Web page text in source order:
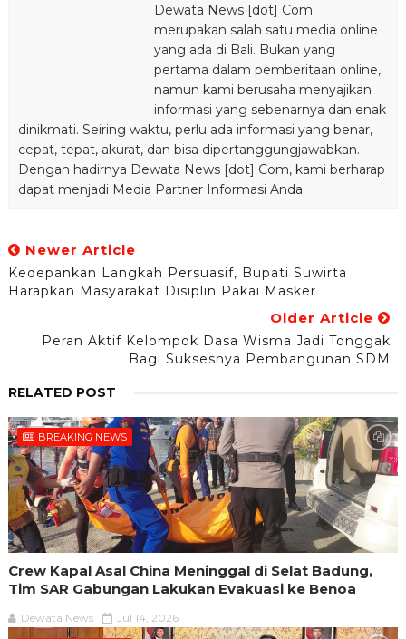
Dewata News [dot] Com
merupakan salah satu media online
yang ada di Bali. Bukan yang
pertama dalam pemberitaan online,
namun kami berusaha menyajikan
informasi yang sebenarnya dan enak
dinikmati. Seiring waktu, perlu ada informasi yang benar,
cepat, tepat, akurat, dan bisa dipertanggungjawabkan.
Dengan hadirnya Dewata News [dot] Com, kami berharap
dapat menjadi Media Partner Informasi Anda.
Newer Article
Kedepankan Langkah Persuasif, Bupati Suwirta
Harapkan Masyarakat Disiplin Pakai Masker
Older Article
Peran Aktif Kelompok Dasa Wisma Jadi Tonggak
Bagi Suksesnya Pembangunan SDM
RELATED POST
BREAKING NEWS
Crew Kapal Asal China Meninggal di Selat Badung,
Tim SAR Gabungan Lakukan Evakuasi ke Benoa
Dewata News Jul 14, 2026